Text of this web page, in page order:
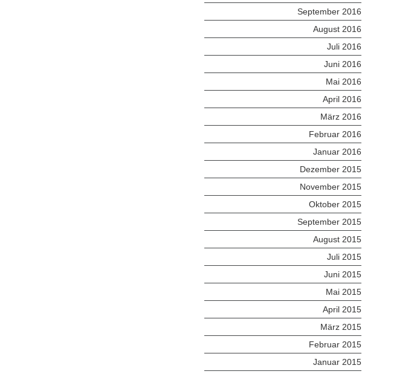
September 2016
August 2016
Juli 2016
Juni 2016
Mai 2016
April 2016
März 2016
Februar 2016
Januar 2016
Dezember 2015
November 2015
Oktober 2015
September 2015
August 2015
Juli 2015
Juni 2015
Mai 2015
April 2015
März 2015
Februar 2015
Januar 2015